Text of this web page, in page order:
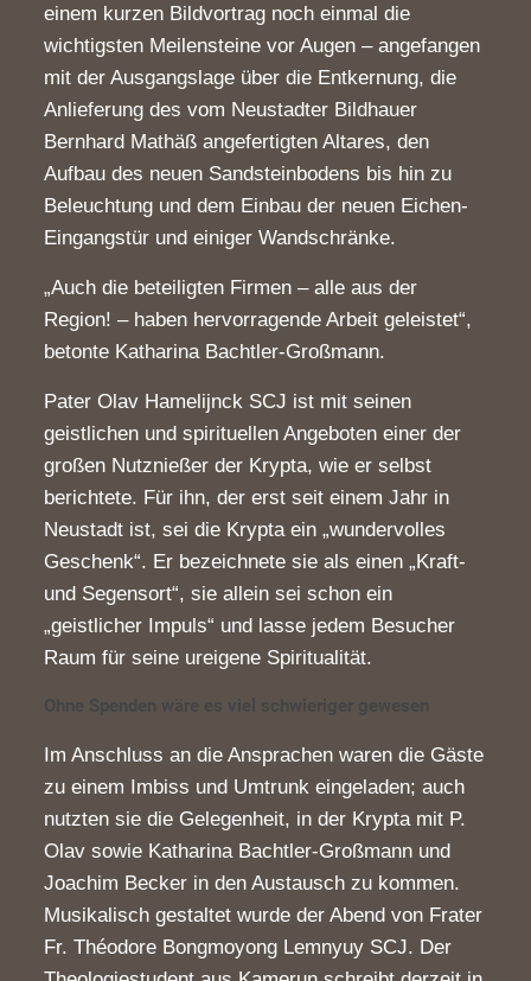
einem kurzen Bildvortrag noch einmal die
wichtigsten Meilensteine vor Augen – angefangen
mit der Ausgangslage über die Entkernung, die
Anlieferung des vom Neustadter Bildhauer
Bernhard Mathäß angefertigten Altares, den
Aufbau des neuen Sandsteinbodens bis hin zu
Beleuchtung und dem Einbau der neuen Eichen-
Eingangstür und einiger Wandschränke.
„Auch die beteiligten Firmen – alle aus der
Region! – haben hervorragende Arbeit geleistet“,
betonte Katharina Bachtler-Großmann.
Pater Olav Hamelijnck SCJ ist mit seinen
geistlichen und spirituellen Angeboten einer der
großen Nutznießer der Krypta, wie er selbst
berichtete. Für ihn, der erst seit einem Jahr in
Neustadt ist, sei die Krypta ein „wundervolles
Geschenk“. Er bezeichnete sie als einen „Kraft-
und Segensort“, sie allein sei schon ein
„geistlicher Impuls“ und lasse jedem Besucher
Raum für seine ureigene Spiritualität.
Ohne Spenden wäre es viel schwieriger gewesen
Im Anschluss an die Ansprachen waren die Gäste
zu einem Imbiss und Umtrunk eingeladen; auch
nutzten sie die Gelegenheit, in der Krypta mit P.
Olav sowie Katharina Bachtler-Großmann und
Joachim Becker in den Austausch zu kommen.
Musikalisch gestaltet wurde der Abend von Frater
Fr. Théodore Bongmoyong Lemnyuy SCJ. Der